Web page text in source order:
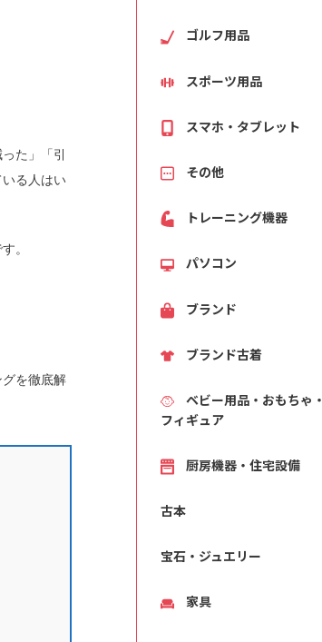
ゴルフ用品
スポーツ用品
スマホ・タブレット
その他
トレーニング機器
パソコン
ブランド
ブランド古着
ベビー用品・おもちゃ・
フィギュア
厨房機器・住宅設備
古本
宝石・ジュエリー
家具
た」「引
る人はい
。
を徹底解